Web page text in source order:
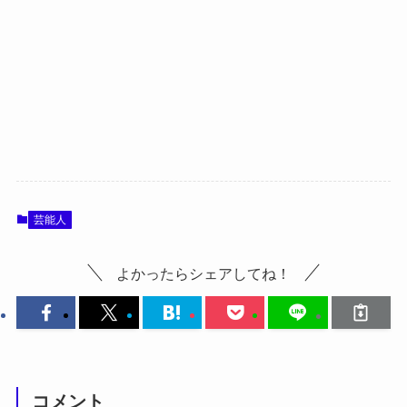
芸能人
よかったらシェアしてね！
コメント